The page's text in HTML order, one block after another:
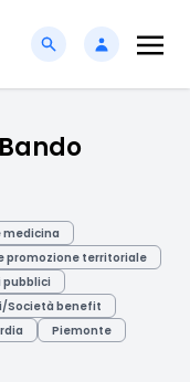
medicina
promozione territoriale
pubblici
Società benefit
Piemonte